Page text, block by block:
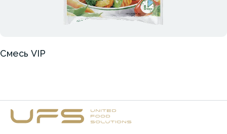
Смесь VIP